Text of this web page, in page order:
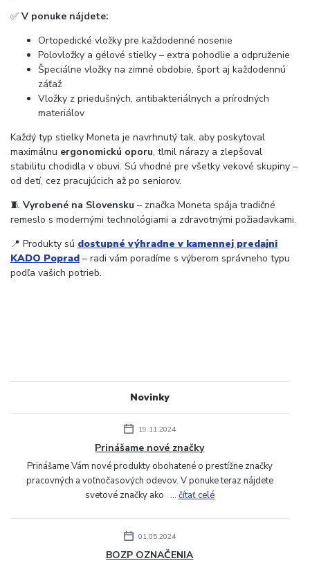
✅ V ponuke nájdete:
Ortopedické vložky pre každodenné nosenie
Polovložky a gélové stielky – extra pohodlie a odpruženie
Špeciálne vložky na zimné obdobie, šport aj každodennú
záťaž
Vložky z priedušných, antibakteriálnych a prírodných
materiálov
Každý typ stielky Moneta je navrhnutý tak, aby poskytoval
maximálnu ergonomickú oporu, tlmil nárazy a zlepšoval
stabilitu chodidla v obuvi. Sú vhodné pre všetky vekové skupiny –
od detí, cez pracujúcich až po seniorov.
🧵 Vyrobené na Slovensku – značka Moneta spája tradičné
remeslo s modernými technológiami a zdravotnými požiadavkami.
📍 Produkty sú dostupné výhradne v kamennej predajni
KADO Poprad – radi vám poradíme s výberom správneho typu
podľa vašich potrieb.
Novinky
19.11.2024
Prinášame nové značky
Prinášame Vám nové produkty obohatené o prestížne značky
pracovných a voľnočasových odevov. V ponuke teraz nájdete
svetové značky ako ... čítať celé
01.05.2024
BOZP OZNAČENIA